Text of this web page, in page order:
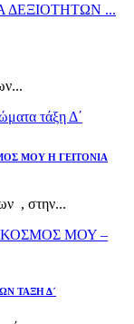
ΔΕΞΙΟΤΗΤΩΝ ...
τάξη Δ΄
ΜΟΥ Η ΓΕΙΤΟΝΙΑ
, στην...
ΚΟΣΜΟΣ ΜΟΥ –
ΤΑΞΗ Δ΄